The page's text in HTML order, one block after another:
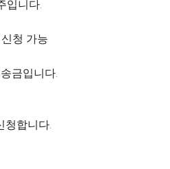
입니다.
청 가능
금입니다.
청합니다.